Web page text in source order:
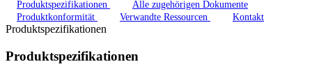
Produktspezifikationen
Alle zugehörigen Dokumente
Produktkonformität
Verwandte Ressourcen Kontakt
Produktspezifikationen
Produktspezifikationen